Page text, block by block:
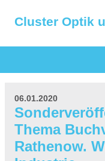
Cluster Optik
06.01.2020
Thema
Rathenow.